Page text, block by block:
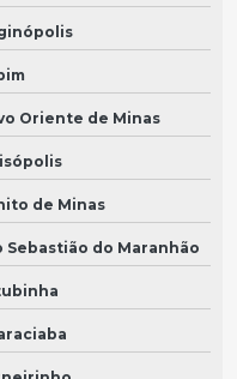
Oriente de Minas
de Minas
Sebastião do Maranhão